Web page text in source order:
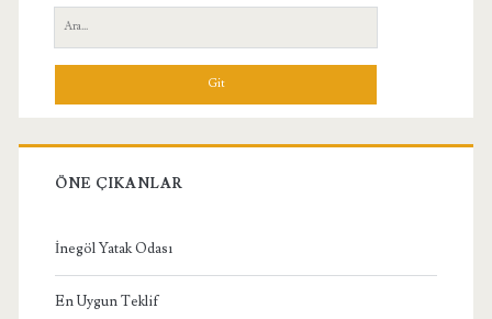
Menü
Ara:
ÖNE ÇIKANLAR
İnegöl Yatak Odası
En Uygun Teklif